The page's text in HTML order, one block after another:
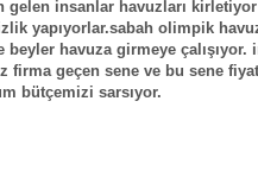
gelen insanlar havuzları
yapıyorlar.sabah olimpik
havuza girmeye çalışıyor.
firma geçen sene ve bu sene
bütçemizi sarsıyor.